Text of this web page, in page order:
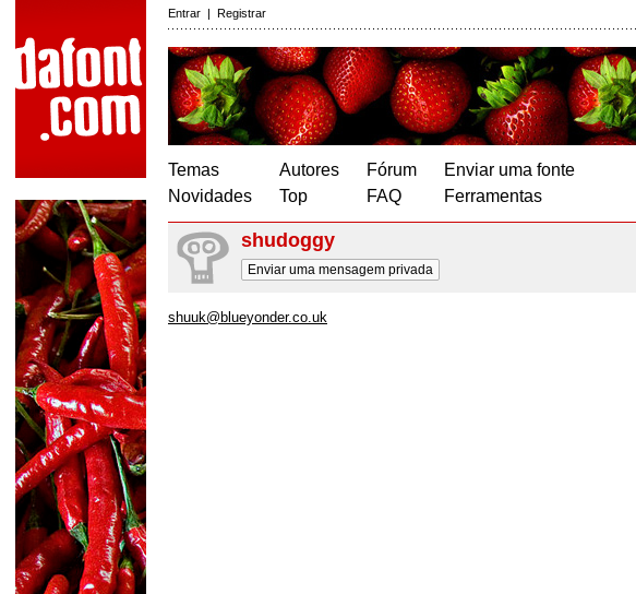
Entrar | Registrar
Temas
Novidades
Autores
Top
Fórum
FAQ
Enviar uma fonte
Ferramentas
shudoggy
Enviar uma mensagem privada
shuuk@blueyonder.co.uk